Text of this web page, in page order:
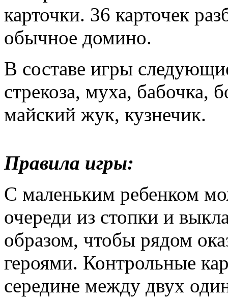
карточки. 36 карточек
обычное домино.
В составе игры
стрекоза, муха, бабочка,
майский жук, кузнечик.
Правила игры:
С маленьким ребенком
очереди из стопки и
образом, чтобы рядом
героями. Контрольные
середине между двух